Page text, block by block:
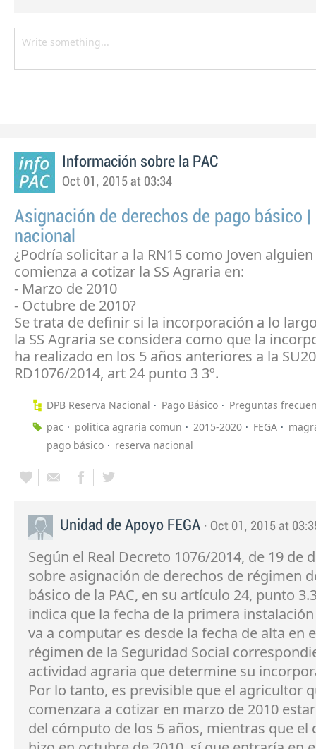
Información sobre la PAC
Oct 01, 2015 at 03:34
Asignación de derechos de pago básico |
nacional
¿Podría solicitar a la RN15 como Joven
comienza a cotizar la SS Agraria en:
- Marzo de 2010
- Octubre de 2010?
Se trata de definir si la incorporación a lo
la SS Agraria se considera como que la
ha realizado en los 5 años anteriores a la
RD1076/2014, art 24 punto 3 3º.
DPB Reserva Nacional Pago Básico
Preguntas
pac
politica agraria comun 2015-2020 FEGA
pago básico
reserva nacional
Unidad de Apoyo FEGA · Oct 01, 2015 at
Según el Real Decreto 1076/2014, de 19 de
sobre asignación de derechos de régimen
básico de la PAC, en su artículo 24, punto
indica que la fecha de la primera
va a computar es desde la fecha de alta en
régimen de la Seguridad Social
actividad agraria que determine su
Por lo tanto, es previsible que el agricultor
comenzara a cotizar en marzo de 2010
del cómputo de los 5 años, mientras que el